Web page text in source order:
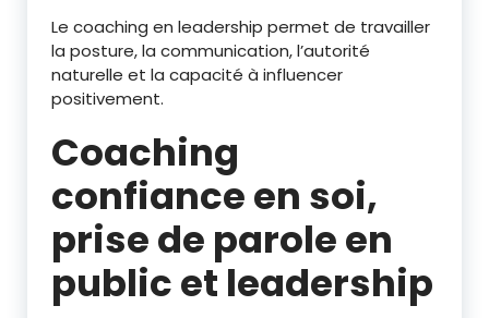
Le coaching en leadership permet de travailler
la posture, la communication, l’autorité
naturelle et la capacité à influencer
positivement.
Coaching
confiance en soi,
prise de parole en
public et leadership